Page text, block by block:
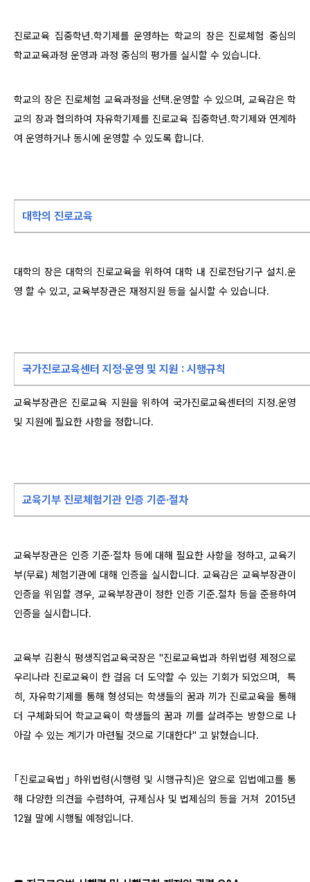
진로교육 집중학년․학기제를 운영하는 학교의 장은 진로체험 중심의
학교교육과정 운영과 과정 중심의 평가를 실시할 수 있습니다.
학교의 장은 진로체험 교육과정을 선택․운영할 수 있으며, 교육감은 학
교의 장과 협의하여 자유학기제를 진로교육 집중학년․학기제와 연계하
여 운영하거나 동시에 운영할 수 있도록 합니다.
대학의 진로교육
대학의 장은 대학의 진로교육을 위하여 대학 내 진로전담기구 설치․운
영 할 수 있고, 교육부장관은 재정지원 등을 실시할 수 있습니다.
국가진로교육센터 지정·운영 및 지원 : 시행규칙
교육부장관은 진로교육 지원을 위하여 국가진로교육센터의 지정․운영
및 지원에 필요한 사항을 정합니다.
교육기부 진로체험기관 인증 기준·절차
교육부장관은 인증 기준·절차 등에 대해 필요한 사항을 정하고, 교육기
부(무료) 체험기관에 대해 인증을 실시합니다. 교육감은 교육부장관이
인증을 위임할 경우, 교육부장관이 정한 인증 기준․절차 등을 준용하여
인증을 실시합니다.
교육부 김환식 평생직업교육국장은 "진로교육법과 하위법령 제정으로
우리나라 진로교육이 한 걸음 더 도약할 수 있는 기회가 되었으며, 특
히, 자유학기제를 통해 형성되는 학생들의 꿈과 끼가 진로교육을 통해
더 구체화되어 학교교육이 학생들의 꿈과 끼를 살려주는 방향으로 나
아갈 수 있는 계기가 마련될 것으로 기대한다" 고 밝혔습니다.
｢진로교육법｣ 하위법령(시행령 및 시행규칙)은 앞으로 입법예고를 통
해 다양한 의견을 수렴하여, 규제심사 및 법제심의 등을 거쳐 2015년
12월 말에 시행될 예정입니다.